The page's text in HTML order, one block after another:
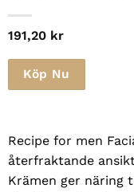
191,20 kr
Köp Nu
Recipe for men
återfraktande
Krämen ger näring